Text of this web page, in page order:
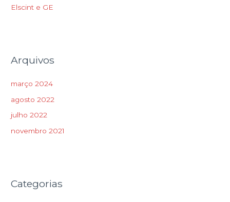
o
Elscint e GE
Arquivos
março 2024
agosto 2022
julho 2022
novembro 2021
Categorias